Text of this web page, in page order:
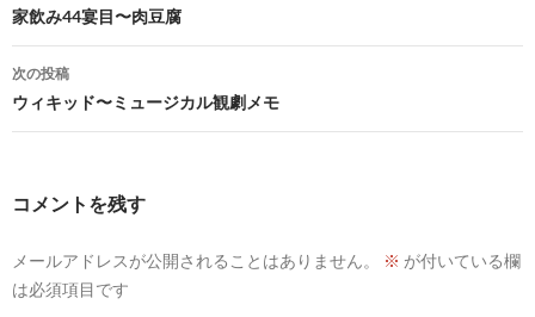
稿
ナ
ビ
ゲ
ョ
家飲み44宴目〜肉豆腐
次の投稿
ウィキッド〜ミュージカル観劇メモ
コメントを残す
メールアドレスが公開されることはありません。 ※ が付いている欄
は必須項目です